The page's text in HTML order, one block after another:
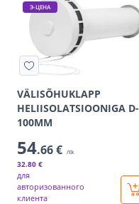
Э-ЦЕНА
VÄLISÕHUKLAPP
HELIISOLATSIOONIGA D-
100MM
54.66 € /tk
32.80 €
для
авторизованного
клиента